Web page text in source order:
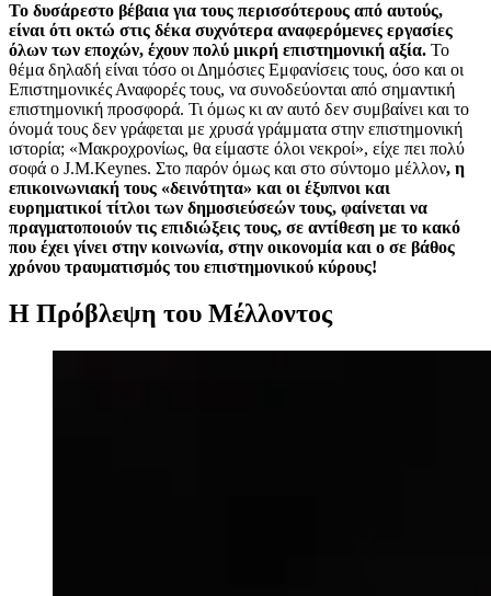
Το δυσάρεστο βέβαια για τους περισσότερους από αυτούς,
είναι ότι οκτώ στις δέκα συχνότερα αναφερόμενες εργασίες
όλων των εποχών, έχουν πολύ μικρή επιστημονική αξία. Το
θέμα δηλαδή είναι τόσο οι Δημόσιες Εμφανίσεις τους, όσο και οι
Επιστημονικές Αναφορές τους, να συνοδεύονται από σημαντική
επιστημονική προσφορά. Τι όμως κι αν αυτό δεν συμβαίνει και το
όνομά τους δεν γράφεται με χρυσά γράμματα στην επιστημονική
ιστορία; «Μακροχρονίως, θα είμαστε όλοι νεκροί», είχε πει πολύ
σοφά ο J.M.Keynes. Στο παρόν όμως και στο σύντομο μέλλον, η
επικοινωνιακή τους «δεινότητα» και οι έξυπνοι και
ευρηματικοί τίτλοι των δημοσιεύσεών τους, φαίνεται να
πραγματοποιούν τις επιδιώξεις τους, σε αντίθεση με το κακό
που έχει γίνει στην κοινωνία, στην οικονομία και ο σε βάθος
χρόνου τραυματισμός του επιστημονικού κύρους!
Η Πρόβλεψη του Μέλλοντος